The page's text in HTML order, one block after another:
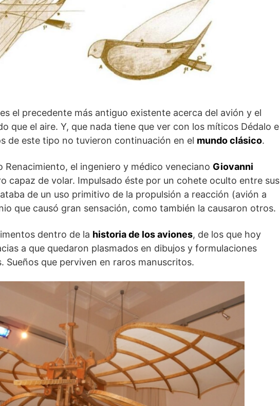
el precedente más antiguo existente acerca del avión y el
que el aire. Y, que nada tiene que ver con los míticos Dédalo e
de este tipo no tuvieron continuación en el mundo clásico.
Renacimiento, el ingeniero y médico veneciano Giovanni
capaz de volar. Impulsado éste por un cohete oculto entre sus
de un uso primitivo de la propulsión a reacción (avión a
que causó gran sensación, como también la causaron otros.
dentro de la historia de los aviones, de los que hoy
a que quedaron plasmados en dibujos y formulaciones
Sueños que perviven en raros manuscritos.